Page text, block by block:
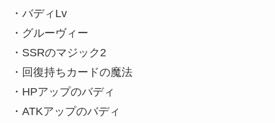
・バディLv
・グルーヴィー
・SSRのマジック2
・回復持ちカードの魔法
・HPアップのバディ
・ATKアップのバディ